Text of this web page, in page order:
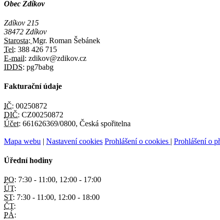
Obec Zdíkov
Zdíkov 215
38472 Zdíkov
Starosta: Mgr. Roman Šebánek
Tel: 388 426 715
E-mail: zdikov@zdikov.cz
IDDS: pg7babg
Fakturační údaje
IČ: 00250872
DIČ: CZ00250872
Účet: 661626369/0800, Česká spořitelna
Mapa webu | Nastavení cookies Prohlášení o cookies | Prohlášení o
Úřední hodiny
PO: 7:30 - 11:00, 12:00 - 17:00
ÚT:
ST: 7:30 - 11:00, 12:00 - 18:00
ČT:
PÁ: